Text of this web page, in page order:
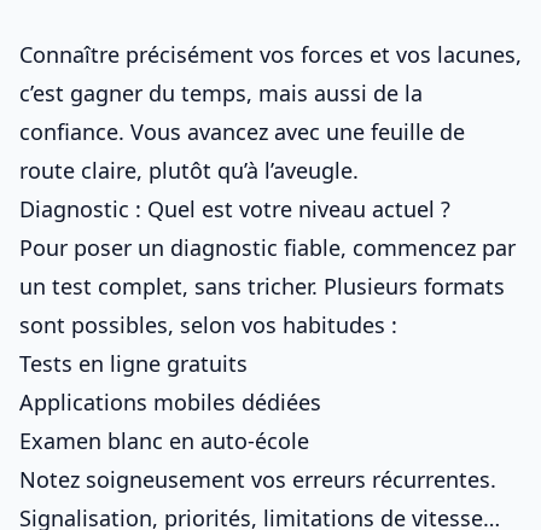
Connaître précisément vos forces et vos lacunes,
c’est gagner du temps, mais aussi de la
confiance. Vous avancez avec une feuille de
route claire, plutôt qu’à l’aveugle.
Diagnostic : Quel est votre niveau actuel ?
Pour poser un diagnostic fiable, commencez par
un test complet, sans tricher. Plusieurs formats
sont possibles, selon vos habitudes :
Tests en ligne gratuits
Applications mobiles dédiées
Examen blanc en auto-école
Notez soigneusement vos erreurs récurrentes.
Signalisation, priorités, limitations de vitesse…